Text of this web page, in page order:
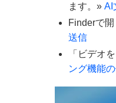
ます。 »AI
Finderで
送信
「ビデオ
ング機能